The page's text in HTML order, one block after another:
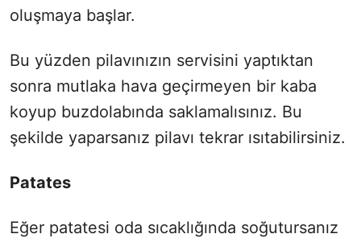
oluşmaya başlar.
Bu yüzden pilavınızın servisini yaptıktan
sonra mutlaka hava geçirmeyen bir kaba
koyup buzdolabında saklamalısınız. Bu
şekilde yaparsanız pilavı tekrar ısıtabilirsiniz.
Patates
Eğer patatesi oda sıcaklığında soğutursanız